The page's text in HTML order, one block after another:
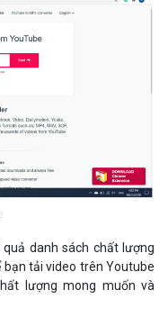
quả danh sách chất lượng
bạn tải video trên Youtube
lượng mong muốn và